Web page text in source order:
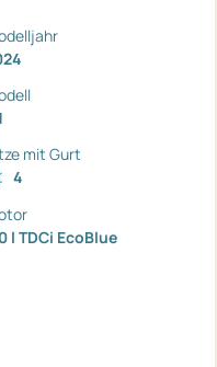
mit Gurt
4
l TDCi EcoBlue